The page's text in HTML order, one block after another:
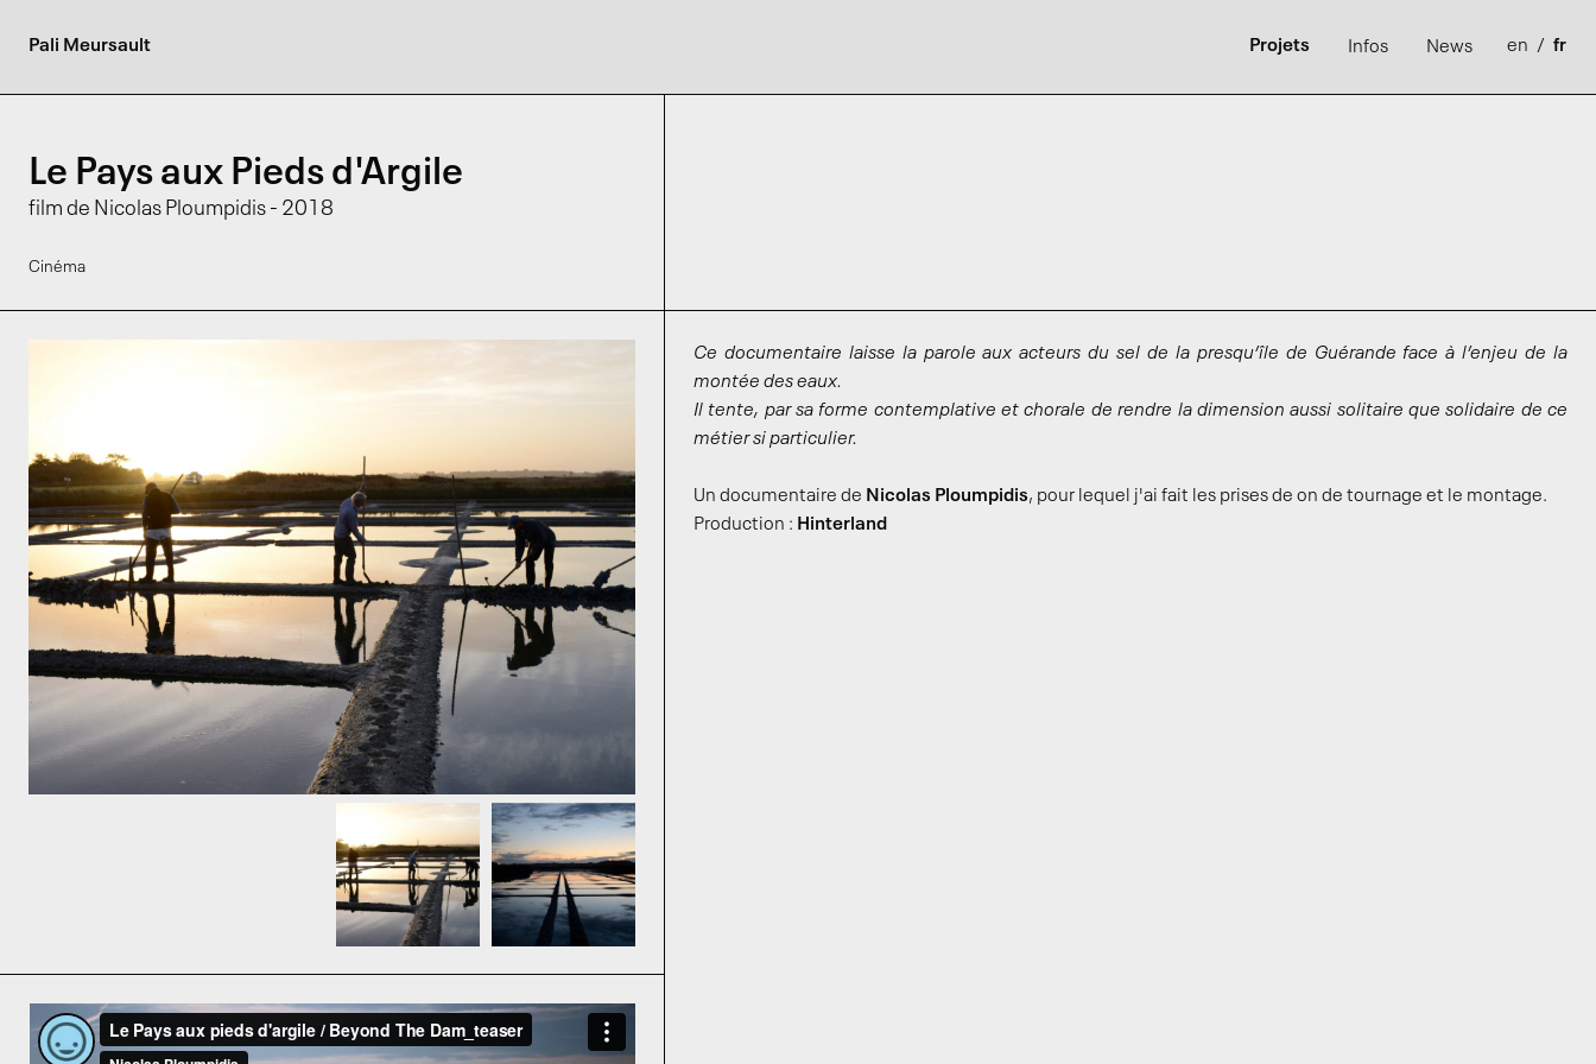
Pali Meursault Projets Infos News en / fr
Le Pays aux Pieds d'Argile
film de Nicolas Ploumpidis - 2018
Cinéma
Ce documentaire laisse la parole aux acteurs du sel de la presqu’île de Guérande face à l’enjeu de la
montée des eaux.
Il tente, par sa forme contemplative et chorale de rendre la dimension aussi solitaire que solidaire de ce
métier si particulier.
Un documentaire de Nicolas Ploumpidis, pour lequel j'ai fait les prises de on de tournage et le montage.
Production : Hinterland